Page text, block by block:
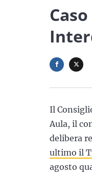
Il
Aula, il
delibera
ultimo il
agosto